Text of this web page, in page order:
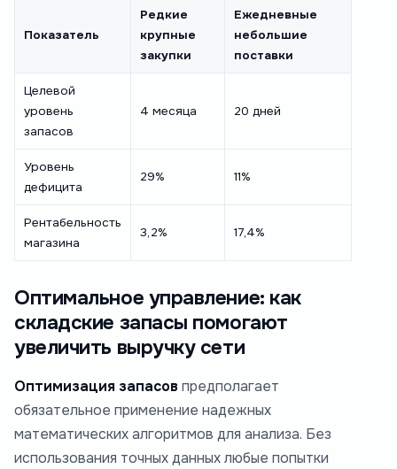
Показатель
Редкие
крупные
закупки
Ежедневные
небольшие
поставки
Целевой
уровень
запасов
4 месяца 20 дней
Уровень
дефицита
29% 11%
Рентабельность
магазина
3,2% 17,4%
Оптимальное управление: как
складские запасы помогают
увеличить выручку сети
Оптимизация запасов предполагает
обязательное применение надежных
математических алгоритмов для анализа. Без
использования точных данных любые попытки